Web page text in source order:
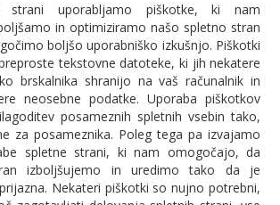
uporabljamo piškotke, ki nam
in optimiziramo našo spletno stran
boljšo uporabniško izkušnjo. Piškotki
tekstovne datoteke, ki jih nekatere
brskalnika shranijo na vaš računalnik in
neosebne podatke. Uporaba piškotkov
posameznih spletnih vsebin tako,
za posameznika. Poleg tega pa izvajamo
spletne strani, ki nam omogočajo, da
izboljšujemo in uredimo tako da je
Nekateri piškotki so nujno potrebni,